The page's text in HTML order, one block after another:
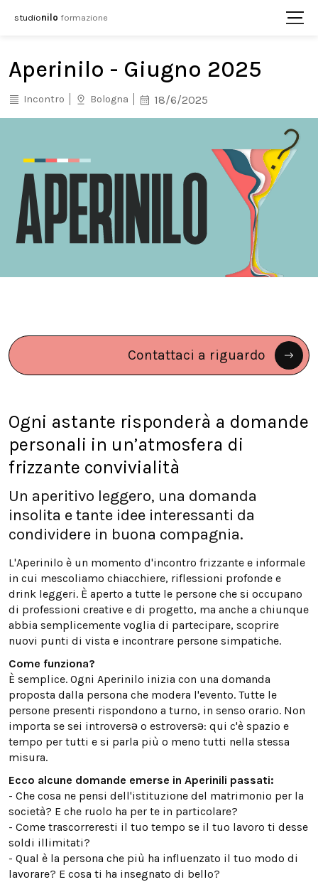
studionilo formazione
Aperinilo - Giugno 2025
Incontro Bologna 18/6/2025
Contattaci a riguardo
Ogni astante risponderà a domande
personali in un’atmosfera di
frizzante convivialità
Un aperitivo leggero, una domanda
insolita e tante idee interessanti da
condividere in buona compagnia.
L'Aperinilo è un momento d'incontro frizzante e informale
in cui mescoliamo chiacchiere, riflessioni profonde e
drink leggeri. È aperto a tutte le persone che si occupano
di professioni creative e di progetto, ma anche a chiunque
abbia semplicemente voglia di partecipare, scoprire
nuovi punti di vista e incontrare persone simpatiche.
Come funziona?
È semplice. Ogni Aperinilo inizia con una domanda
proposta dalla persona che modera l'evento. Tutte le
persone presenti rispondono a turno, in senso orario. Non
importa se sei introversə o estroversə: qui c'è spazio e
tempo per tutti e si parla più o meno tutti nella stessa
misura.
Ecco alcune domande emerse in Aperinili passati:
- Che cosa ne pensi dell'istituzione del matrimonio per la
società? E che ruolo ha per te in particolare?
- Come trascorreresti il tuo tempo se il tuo lavoro ti desse
soldi illimitati?
- Qual è la persona che più ha influenzato il tuo modo di
lavorare? E cosa ti ha insegnato di bello?